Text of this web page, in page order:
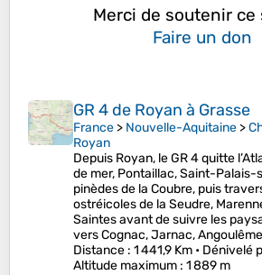
Merci de soutenir
Faire un don
GR 4 de Royan à Grasse
France > Nouvelle-Aquitaine >
Royan
Depuis Royan, le GR 4 quitte
de mer, Pontaillac, Saint-Palais-
pinèdes de la Coubre, puis
ostréicoles de la Seudre,
Saintes avant de suivre les
vers Cognac, Jarnac,
Distance : 1 441,9 Km • Dénivelé
Altitude maximum : 1 889 m